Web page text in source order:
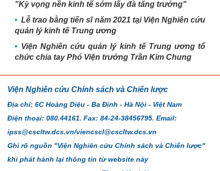
"Kỳ vọng nền kinh tế sớm lấy đà tăng trưởng"
Lễ trao bằng tiến sĩ năm 2021 tại Viện Nghiên cứu
quản lý kinh tế Trung ương
Viện Nghiên cứu quản lý kinh tế Trung ương tổ
chức chia tay Phó Viện trưởng Trần Kim Chung
Viện Nghiên cứu Chính sách và Chiến lược
Địa chỉ: 6C Hoàng Diệu - Ba Đình - Hà Nội - Việt Nam
Điện thoại: 080.44161. Fax: 84-24-38456795. Email:
ipss@cscltw.dcs.vn/viencscl@cscltw.dcs.vn
Ghi rõ nguồn "Viện Nghiên cứu Chính sách và Chiến lược"
khi phát hành lại thông tin từ website này